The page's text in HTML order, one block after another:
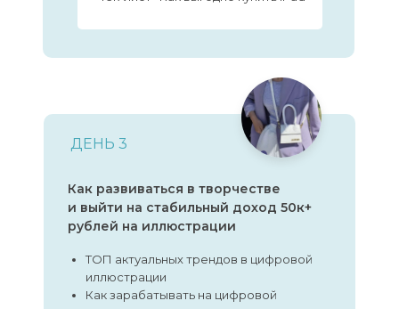
ДЕНЬ 3
Как развиваться в творчестве
и выйти на стабильный доход 50к+
рублей на иллюстрации
ТОП актуальных трендов в цифровой
иллюстрации
Как зарабатывать на цифровой